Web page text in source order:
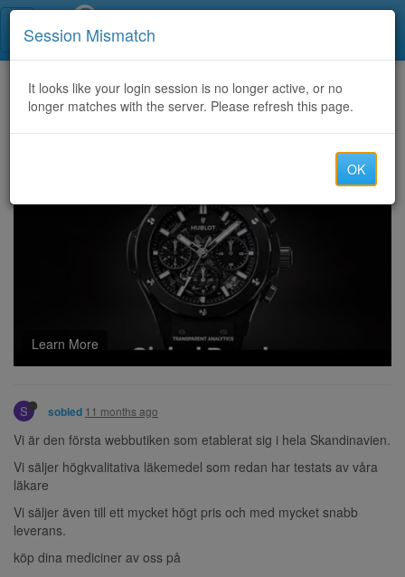
Home CategoriesDiscussion
köp oxycodon i sverige
Learn More
S sobled 11 months ago
Vi är den första webbutiken som etablerat sig i hela Skandinavien.
Vi säljer högkvalitativa läkemedel som redan har testats av våra
läkare
Vi säljer även till ett mycket högt pris och med mycket snabb
leverans.
köp dina mediciner av oss på
Session Mismatch
It looks like your login session is no longer active, or no
longer matches with the server. Please refresh this page.
OK